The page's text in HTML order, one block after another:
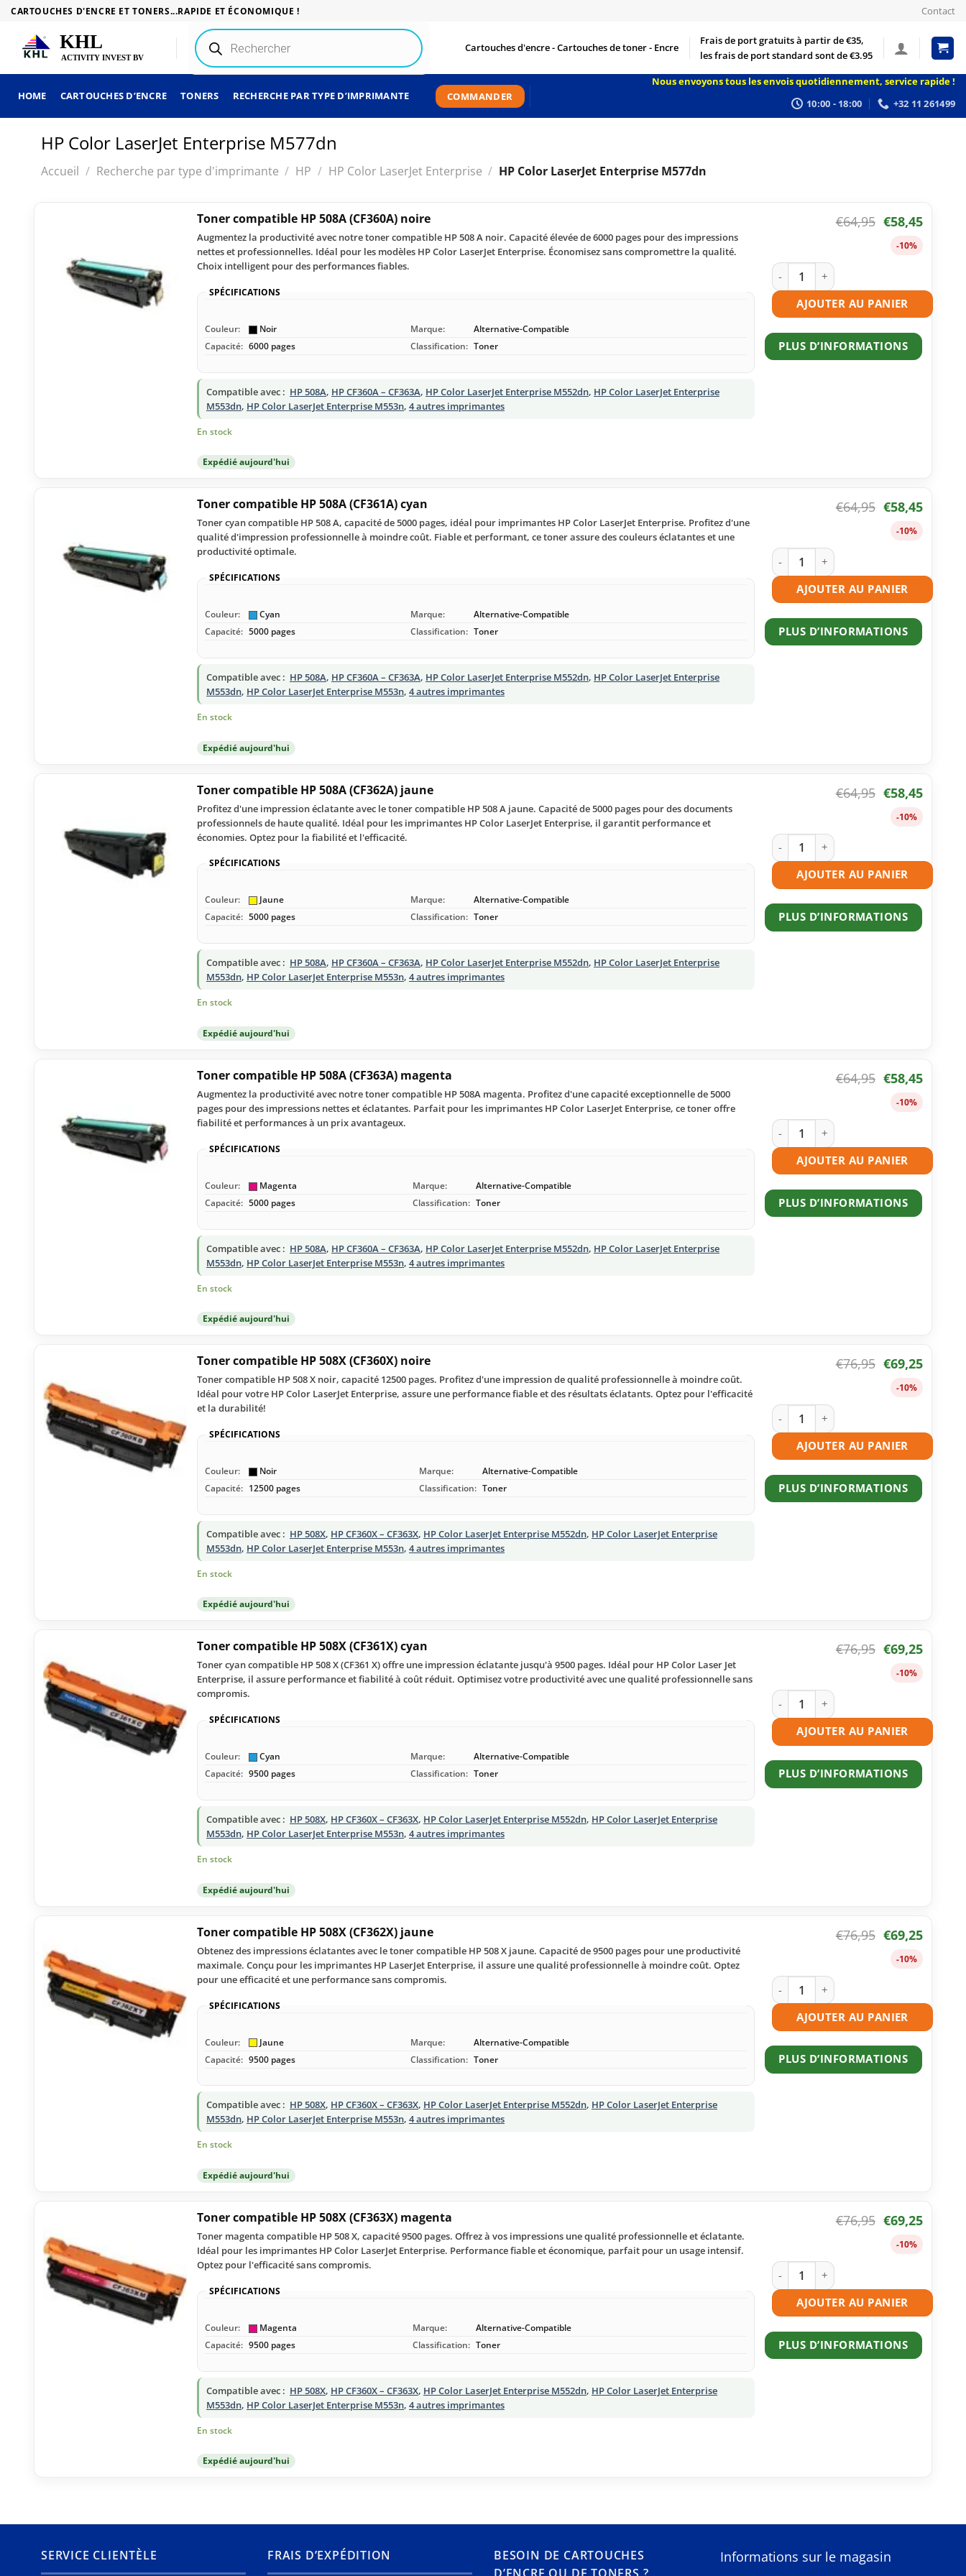
Passer
contenu
CARTOUCHES D'ENCRE ET TONERS...RAPIDE ET ÉCONOMIQUE ! Contact
Recherche
de
produits Cartouches d'encre - Cartouches de toner - Encre
Frais de port gratuits à partir de €35,
les frais de port standard sont de €3.95
HOME CARTOUCHES D’ENCRE TONERS RECHERCHE PAR TYPE D’IMPRIMANTE COMMANDER
Nous envoyons tous les envois quotidiennement, service rapide !
10:00 - 18:00
+32 11 261499
HP Color LaserJet Enterprise M577dn
Accueil / Recherche par type d'imprimante / HP / HP Color LaserJet Enterprise / HP Color LaserJet Enterprise M577dn
Toner compatible HP 508A (CF360A) noire
Augmentez la productivité avec notre toner compatible HP 508 A noir. Capacité élevée de 6000 pages pour des impressions
nettes et professionnelles. Idéal pour les modèles HP Color LaserJet Enterprise. Économisez sans compromettre la qualité.
Choix intelligent pour des performances fiables.
SPÉCIFICATIONS
Couleur: Noir Marque:
Alternative-Compatible
Capacité: 6000 pages Classification: Toner
Compatible avec : HP 508A, HP CF360A – CF363A, HP Color LaserJet Enterprise M552dn, HP Color LaserJet Enterprise
M553dn, HP Color LaserJet Enterprise M553n, 4 autres imprimantes
En stock
Expédié aujourd'hui
€64,95 €58,45
-10%
quantité de Toner compatible HP 508A
AJOUTER AU PANIER
PLUS D’INFORMATIONS
Toner compatible HP 508A (CF361A) cyan
Toner cyan compatible HP 508 A, capacité de 5000 pages, idéal pour imprimantes HP Color LaserJet Enterprise. Profitez d'une
qualité d'impression professionnelle à moindre coût. Fiable et performant, ce toner assure des couleurs éclatantes et une
productivité optimale.
SPÉCIFICATIONS
Couleur: Cyan Marque:
Alternative-Compatible
Capacité: 5000 pages Classification: Toner
Compatible avec : HP 508A, HP CF360A – CF363A, HP Color LaserJet Enterprise M552dn, HP Color LaserJet Enterprise
M553dn, HP Color LaserJet Enterprise M553n, 4 autres imprimantes
En stock
Expédié aujourd'hui
€64,95 €58,45
-10%
quantité de Toner compatible HP 508A
AJOUTER AU PANIER
PLUS D’INFORMATIONS
Toner compatible HP 508A (CF362A) jaune
Profitez d'une impression éclatante avec le toner compatible HP 508 A jaune. Capacité de 5000 pages pour des documents
professionnels de haute qualité. Idéal pour les imprimantes HP Color LaserJet Enterprise, il garantit performance et
économies. Optez pour la fiabilité et l'efficacité.
SPÉCIFICATIONS
Couleur: Jaune Marque:
Alternative-Compatible
Capacité: 5000 pages Classification: Toner
Compatible avec : HP 508A, HP CF360A – CF363A, HP Color LaserJet Enterprise M552dn, HP Color LaserJet Enterprise
M553dn, HP Color LaserJet Enterprise M553n, 4 autres imprimantes
En stock
Expédié aujourd'hui
€64,95 €58,45
-10%
quantité de Toner compatible HP 508A
AJOUTER AU PANIER
PLUS D’INFORMATIONS
Toner compatible HP 508A (CF363A) magenta
Augmentez la productivité avec notre toner compatible HP 508A magenta. Profitez d'une capacité exceptionnelle de 5000
pages pour des impressions nettes et éclatantes. Parfait pour les imprimantes HP Color LaserJet Enterprise, ce toner offre
fiabilité et performances à un prix avantageux.
SPÉCIFICATIONS
Couleur: Magenta Marque:
Alternative-Compatible
Capacité: 5000 pages Classification: Toner
Compatible avec : HP 508A, HP CF360A – CF363A, HP Color LaserJet Enterprise M552dn, HP Color LaserJet Enterprise
M553dn, HP Color LaserJet Enterprise M553n, 4 autres imprimantes
En stock
Expédié aujourd'hui
€64,95 €58,45
-10%
quantité de Toner compatible HP 508A
AJOUTER AU PANIER
PLUS D’INFORMATIONS
Toner compatible HP 508X (CF360X) noire
Toner compatible HP 508 X noir, capacité 12500 pages. Profitez d'une impression de qualité professionnelle à moindre coût.
Idéal pour votre HP Color LaserJet Enterprise, assure une performance fiable et des résultats éclatants. Optez pour l'efficacité
et la durabilité!
SPÉCIFICATIONS
Couleur: Noir Marque:
Alternative-Compatible
Capacité: 12500 pages Classification: Toner
Compatible avec : HP 508X, HP CF360X – CF363X, HP Color LaserJet Enterprise M552dn, HP Color LaserJet Enterprise
M553dn, HP Color LaserJet Enterprise M553n, 4 autres imprimantes
En stock
Expédié aujourd'hui
€76,95 €69,25
-10%
quantité de Toner compatible HP 508X
AJOUTER AU PANIER
PLUS D’INFORMATIONS
Toner compatible HP 508X (CF361X) cyan
Toner cyan compatible HP 508 X (CF361 X) offre une impression éclatante jusqu'à 9500 pages. Idéal pour HP Color Laser Jet
Enterprise, il assure performance et fiabilité à coût réduit. Optimisez votre productivité avec une qualité professionnelle sans
compromis.
SPÉCIFICATIONS
Couleur: Cyan Marque:
Alternative-Compatible
Capacité: 9500 pages Classification: Toner
Compatible avec : HP 508X, HP CF360X – CF363X, HP Color LaserJet Enterprise M552dn, HP Color LaserJet Enterprise
M553dn, HP Color LaserJet Enterprise M553n, 4 autres imprimantes
En stock
Expédié aujourd'hui
€76,95 €69,25
-10%
quantité de Toner compatible HP 508X
AJOUTER AU PANIER
PLUS D’INFORMATIONS
Toner compatible HP 508X (CF362X) jaune
Obtenez des impressions éclatantes avec le toner compatible HP 508 X jaune. Capacité de 9500 pages pour une productivité
maximale. Conçu pour les imprimantes HP LaserJet Enterprise, il assure une qualité professionnelle à moindre coût. Optez
pour une efficacité et une performance sans compromis.
SPÉCIFICATIONS
Couleur: Jaune Marque:
Alternative-Compatible
Capacité: 9500 pages Classification: Toner
Compatible avec : HP 508X, HP CF360X – CF363X, HP Color LaserJet Enterprise M552dn, HP Color LaserJet Enterprise
M553dn, HP Color LaserJet Enterprise M553n, 4 autres imprimantes
En stock
Expédié aujourd'hui
€76,95 €69,25
-10%
quantité de Toner compatible HP 508X
AJOUTER AU PANIER
PLUS D’INFORMATIONS
Toner compatible HP 508X (CF363X) magenta
Toner magenta compatible HP 508 X, capacité 9500 pages. Offrez à vos impressions une qualité professionnelle et éclatante.
Idéal pour les imprimantes HP Color LaserJet Enterprise. Performance fiable et économique, parfait pour un usage intensif.
Optez pour l'efficacité sans compromis.
SPÉCIFICATIONS
Couleur: Magenta Marque:
Alternative-Compatible
Capacité: 9500 pages Classification: Toner
Compatible avec : HP 508X, HP CF360X – CF363X, HP Color LaserJet Enterprise M552dn, HP Color LaserJet Enterprise
M553dn, HP Color LaserJet Enterprise M553n, 4 autres imprimantes
En stock
Expédié aujourd'hui
€76,95 €69,25
-10%
quantité de Toner compatible HP 508X
AJOUTER AU PANIER
PLUS D’INFORMATIONS
SERVICE CLIENTÈLE FRAIS D’EXPÉDITION
BESOIN DE CARTOUCHES
Informations sur le magasin